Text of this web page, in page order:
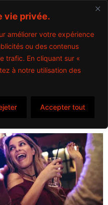
vie privée.
améliorer votre expérience
ou des contenus
trafic. En cliquant sur «
à notre utilisation des
Accepter tout